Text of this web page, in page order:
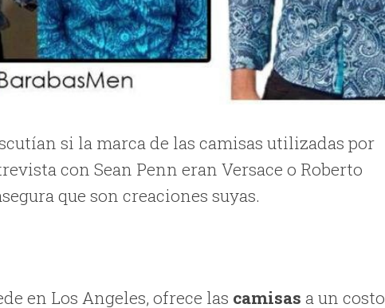
si la marca de las camisas utilizadas por
con Sean Penn eran Versace o Roberto
que son creaciones suyas.
en Los Angeles, ofrece las camisas a un costo